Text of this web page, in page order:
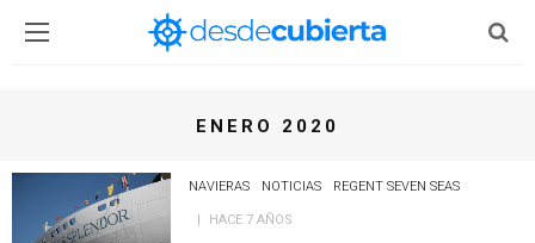
ENERO 2020
NAVIERAS NOTICIAS REGENT SEVEN SEAS
HACE 7 AÑOS